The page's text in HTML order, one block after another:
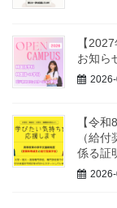
【
お知ら
【令
（給
係る証